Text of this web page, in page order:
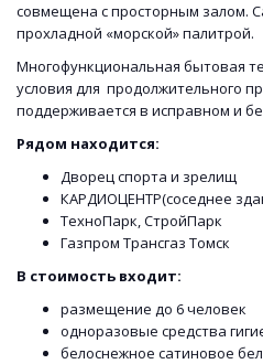
совмещена с просторным залом.
прохладной «морской» палитрой.
Многофункциональная бытовая
условия для продолжительного
поддерживается в исправном и
Рядом находится:
Дворец спорта и зрелищ
КАРДИОЦЕНТР(соседнее
ТехноПарк, СтройПарк
Газпром Трансгаз Томск
В стоимость входит:
размещение до 6 человек
одноразовые средства
белоснежное сатиновое